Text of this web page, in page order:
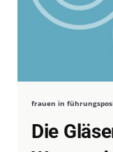
frauen in
Die